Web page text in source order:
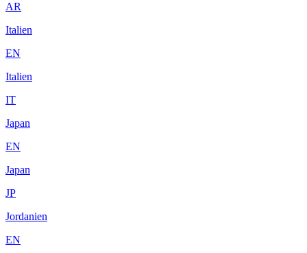
AR
Italien
EN
Italien
IT
Japan
EN
Japan
JP
Jordanien
EN